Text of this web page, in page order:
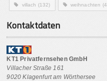
villach (132) weihnachten
Kontaktdaten
KT1 Privatfernsehen GmbH
Villacher Straße 161
9020 Klagenfurt am Wörthersee